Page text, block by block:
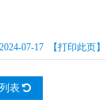
07-17 【打印此页】
表